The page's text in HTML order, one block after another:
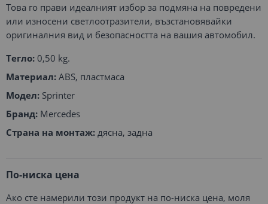
Това го прави идеалният избор за подмяна на повредени
или износени светлоотразители, възстановявайки
оригиналния вид и безопасността на вашия автомобил.
Тегло: 0,50 kg.
Материал: ABS, пластмаса
Модел: Sprinter
Бранд: Mercedes
Страна на монтаж: дясна, задна
По-ниска цена
Ако сте намерили този продукт на по-ниска цена, моля